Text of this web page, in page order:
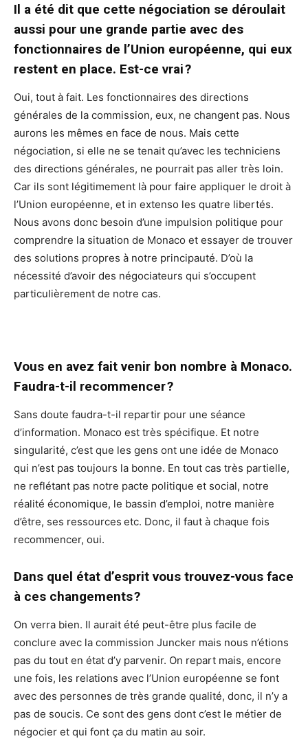
Il a été dit que cette négociation se déroulait
aussi pour une grande partie avec des
fonctionnaires de l’Union européenne, qui eux
restent en place. Est-ce vrai ?
Oui, tout à fait. Les fonctionnaires des directions
générales de la commission, eux, ne changent pas. Nous
aurons les mêmes en face de nous. Mais cette
négociation, si elle ne se tenait qu’avec les techniciens
des directions générales, ne pourrait pas aller très loin.
Car ils sont légitimement là pour faire appliquer le droit à
l’Union européenne, et in extenso les quatre libertés.
Nous avons donc besoin d’une impulsion politique pour
comprendre la situation de Monaco et essayer de trouver
des solutions propres à notre principauté. D’où la
nécessité d’avoir des négociateurs qui s’occupent
particulièrement de notre cas.
Vous en avez fait venir bon nombre à Monaco.
Faudra-t-il recommencer ?
Sans doute faudra-t-il repartir pour une séance
d’information. Monaco est très spécifique. Et notre
singularité, c’est que les gens ont une idée de Monaco
qui n’est pas toujours la bonne. En tout cas très partielle,
ne reflétant pas notre pacte politique et social, notre
réalité économique, le bassin d’emploi, notre manière
d’être, ses ressources etc. Donc, il faut à chaque fois
recommencer, oui.
Dans quel état d’esprit vous trouvez-vous face
à ces changements ?
On verra bien. Il aurait été peut-être plus facile de
conclure avec la commission Juncker mais nous n’étions
pas du tout en état d’y parvenir. On repart mais, encore
une fois, les relations avec l’Union européenne se font
avec des personnes de très grande qualité, donc, il n’y a
pas de soucis. Ce sont des gens dont c’est le métier de
négocier et qui font ça du matin au soir.